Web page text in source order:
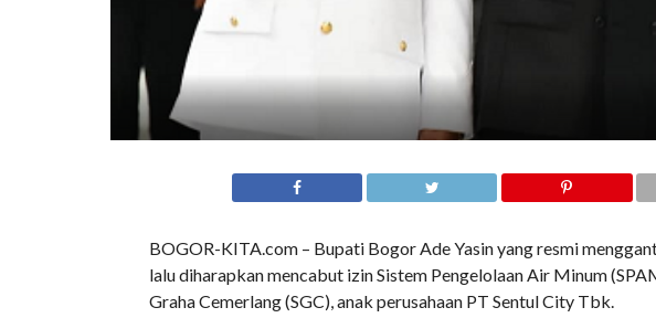
BOGOR-KITA.com – Bupati Bogor Ade Yasin yang resmi
lalu diharapkan mencabut izin Sistem Pengelolaan Air Minum
Graha Cemerlang (SGC), anak perusahaan PT Sentul City Tbk.